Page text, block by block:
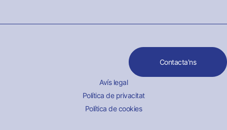
Contacta'ns
Avís legal
Política de privacitat
Política de cookies